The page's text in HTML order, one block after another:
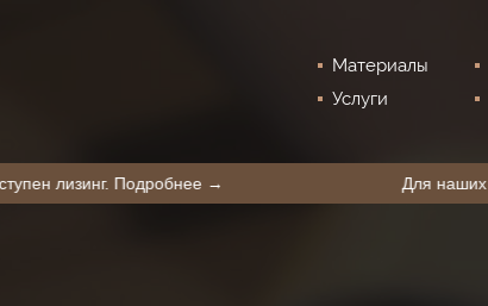
Материалы
Услуги
доступен лизинг. Подробнее →